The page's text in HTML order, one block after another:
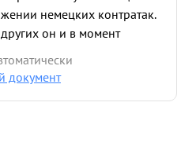
немецких контратак.
он и в момент
действовал отважно.
работы тов.
документ